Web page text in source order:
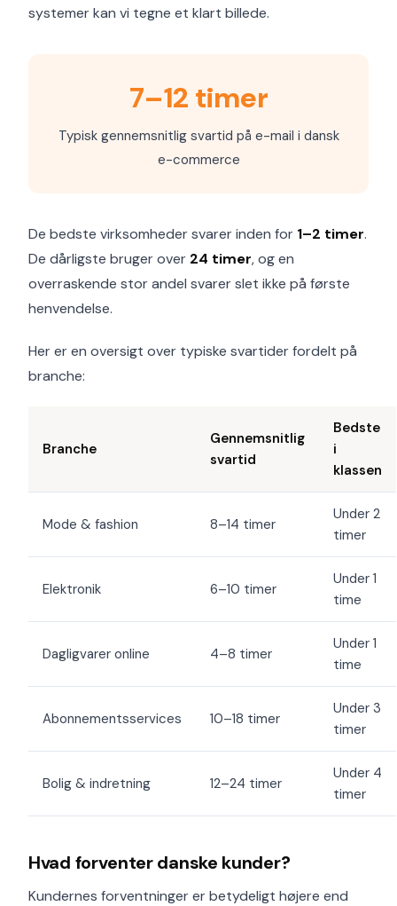
systemer kan vi tegne et klart billede.
7–12 timer
Typisk gennemsnitlig svartid på e-mail i dansk
e-commerce
De bedste virksomheder svarer inden for 1–2 timer.
De dårligste bruger over 24 timer, og en
overraskende stor andel svarer slet ikke på første
henvendelse.
Her er en oversigt over typiske svartider fordelt på
branche:
Branche
Gennemsnitlig
svartid
Bedste
i
klassen
Mode & fashion 8–14 timer
Under 2
timer
Elektronik 6–10 timer
Under 1
time
Dagligvarer online 4–8 timer
Under 1
time
Abonnementsservices 10–18 timer
Under 3
timer
Bolig & indretning 12–24 timer
Under 4
timer
Hvad forventer danske kunder?
Kundernes forventninger er betydeligt højere end